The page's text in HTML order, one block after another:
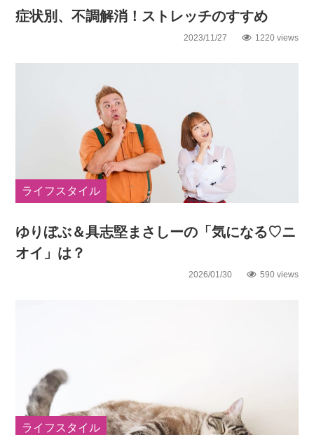
症状別、不調解消！ストレッチのすすめ
2023/11/27 1220 views
ライフスタイル
ゆりぼぶ＆具志堅まさしーの「気になる♡ニ
オイ」は？
2026/01/30 590 views
ライフスタイル